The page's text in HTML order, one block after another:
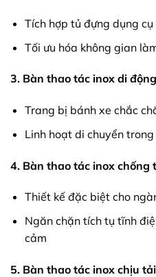
Tích hợp tủ đựng dụng
Tối ưu hóa không gian
3. Bàn thao tác inox di
Trang bị bánh xe chắc
Linh hoạt di chuyển
4. Bàn thao tác inox chống
Thiết kế đặc biệt cho
Ngăn chặn tích tụ tĩnh
cảm
5. Bàn thao tác inox chịu